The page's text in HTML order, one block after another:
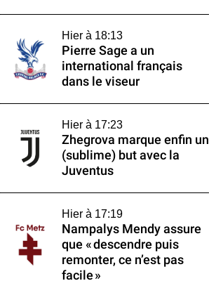
Hier à 18:13
Pierre Sage a un
international français
dans le viseur
Hier à 17:23
Zhegrova marque enfin un
(sublime) but avec la
Juventus
Hier à 17:19
Nampalys Mendy assure
que « descendre puis
remonter, ce n’est pas
facile »